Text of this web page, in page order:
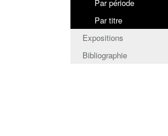
Par période
Par titre
Expositions
Bibliographie